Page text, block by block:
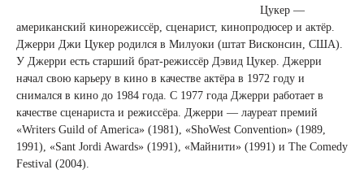
Цукер —
американский кинорежиссёр, сценарист, кинопродюсер и актёр.
Джерри Джи Цукер родился в Милуоки (штат Висконсин, США).
У Джерри есть старший брат-режиссёр Дэвид Цукер. Джерри
начал свою карьеру в кино в качестве актёра в 1972 году и
снимался в кино до 1984 года. С 1977 года Джерри работает в
качестве сценариста и режиссёра. Джерри — лауреат премий
«Writers Guild of America» (1981), «ShoWest Convention» (1989,
1991), «Sant Jordi Awards» (1991), «Майнити» (1991) и The Comedy
Festival (2004).